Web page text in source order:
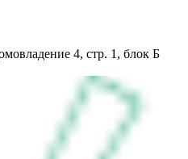
4, стр. 1, блок Б